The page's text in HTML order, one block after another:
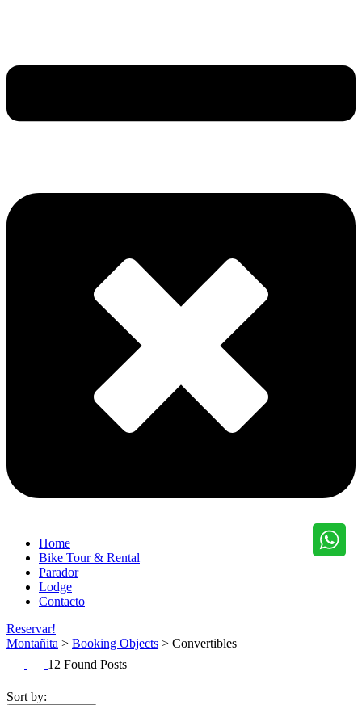
Home
Bike Tour & Rental
Parador
Lodge
Contacto
Reservar!
Montañita > Booking Objects > Convertibles
12 Found Posts
Sort by: